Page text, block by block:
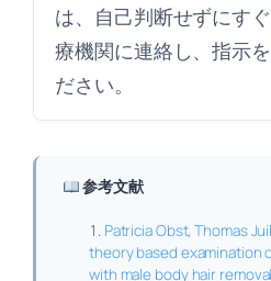
は、自己判断せずにす
療機関に連絡し、指示
ださい。
参考文献
Patricia Obst, Thomas
theory based examination
with male body hair